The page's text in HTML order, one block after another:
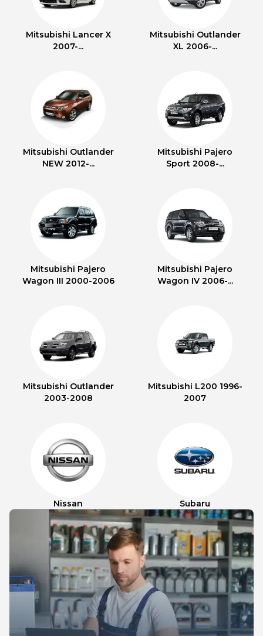
Mitsubishi Lancer X
2007-...
Mitsubishi Outlander
XL 2006-...
Mitsubishi Outlander
NEW 2012-...
Mitsubishi Pajero
Sport 2008-...
Mitsubishi Pajero
Wagon III 2000-2006
Mitsubishi Pajero
Wagon IV 2006-...
Mitsubishi Outlander
2003-2008
Mitsubishi L200 1996-
2007
Nissan Subaru